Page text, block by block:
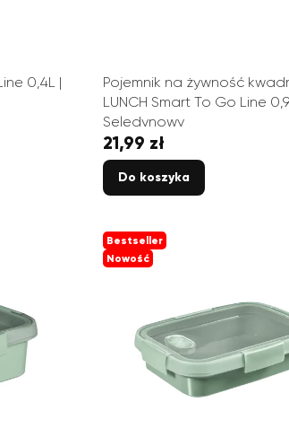
0,4L |
Pojemnik na żywność
LUNCH Smart To Go Line
Seledynowy
Cena
21,99 zł
Do koszyka
Bestseller
Nowość